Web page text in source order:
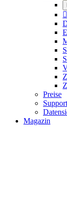

Preise
Support
Magazin